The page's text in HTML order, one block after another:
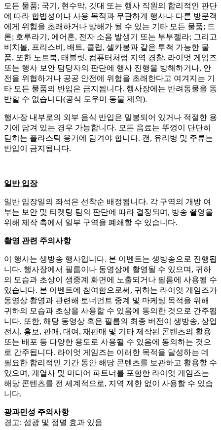
모든 물품; 국기, 현수막, 깃대 또는 행사 직원의 합리적인 판단
에 따라 합법성이나 사용 목적과 무관하게 행사나 다른 방문객
에게 위험을 초래하거나 방해가 될 수 있는 기타 모든 물품; 드
론; 호루라기, 에어혼, 전자 소음 발생기 또는 부부젤라; 그리고
비치볼, 프리스비, 배트, 클럽, 셀카봉과 같은 투척 가능한 물
품. 또한 노트북, 태블릿, 컴퓨터처럼 지역 경찰, 라이엇 게임즈
또는 행사 보안 담당자의 판단에 행사 진행을 방해하거나, 안
전을 위협하거나 공공 안전에 위험을 초래한다고 여겨지는 기
타 모든 물품의 반입은 금지됩니다. 행사장에는 반려동물을 동
반할 수 없습니다(공식 도우미 동물 제외).
행사장 내부로의 외부 음식 반입은 밀봉되어 있거나 적절한 용
기에 담겨 있는 경우 가능합니다. 모든 음료는 뚜껑이 단단히
닫히는 플라스틱 용기에 담겨야 합니다. 캔, 유리병 및 주류는
반입이 금지됩니다.
일반 입장
일반 입장일의 좌석은 선착순 배정됩니다. 각 구역의 개방 여
부는 보안 및 티켓팅 팀의 판단에 따라 결정되며, 방송 촬영을
위해 제작 측에서 일부 구역을 폐쇄할 수 있습니다.
촬영 관련 주의사항
이 행사는 생방송 행사입니다. 본 이벤트는 생방송으로 진행됩
니다. 행사장에서 필름이나 동영상에 촬영될 수 있으며, 귀하
의 모습과 초상이 생중계 화면에 노출되거나 필름에 사용될 수
있습니다. 본 이벤트에 참여함으로써, 귀하는 라이엇 게임즈가
동영상 촬영과 관련해 토너먼트 중계 및 마케팅 목적을 위해
귀하의 모습과 초상을 사용할 수 있음에 동의한 것으로 간주됩
니다. 또한, 해당 동영상 혹은 필름의 최종 버전이 생방송, 상업
전시, 홍보, 판매, 대여, 재판매 및 기타 제작된 콘텐츠의 활용
또는 배포 등 다양한 용도로 사용될 수 있음에 동의하는 것으
로 간주됩니다. 라이엇 게임즈는 이러한 목적을 달성하는 데
필요한 합리적인 기간 동안 해당 콘텐츠를 보관하고 활용할 수
있으며, 계열사 및 미디어 파트너를 포함한 라이엇 게임즈는
해당 콘텐츠를 전 세계적으로, 지역 제한 없이 사용할 수 있습
니다.
광과민성 주의사항
경고: 섬광 및 점멸 효과 있음